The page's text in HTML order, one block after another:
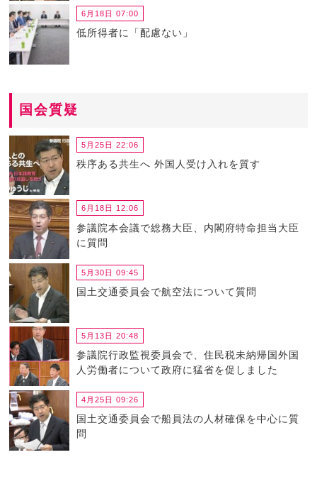
6月18日 07:00
低所得者に「配慮ない」
国会質疑
5月25日 22:06
秩序ある共生へ 外国人受け入れを質す
6月18日 12:06
参議院本会議で総務大臣、内閣府特命担当大臣
に質問
5月30日 09:45
国土交通委員会で航空法について質問
5月13日 20:48
参議院行政監視委員会で、住民税未納帰国外国
人労働者について政府に猛省を促しました
4月25日 09:26
国土交通委員会で船員法の人材確保を中心に質
問